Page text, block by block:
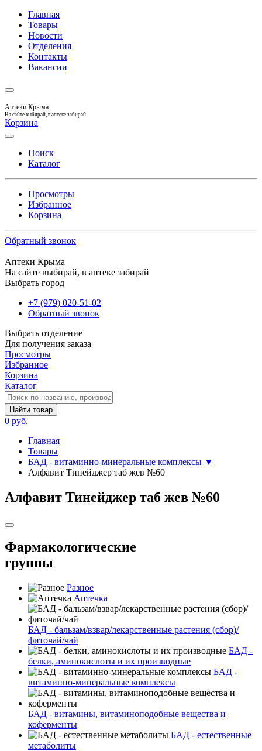
Главная
Товары
Новости
Отделения
Контакты
Вакансии
Аптеки Крыма
На сайте выбирай, в аптеке забирай
Корзина
Поиск
Каталог
Просмотры
Избранное
Корзина
Обратный звонок
Аптеки Крыма
На сайте выбирай, в аптеке забирай
Выбрать город
+7 (979) 020-51-02
Обратный звонок
Выбрать отделение
Для получения заказа
Просмотры
Избранное
Корзина
Каталог
Найти товар
0 руб.
Главная
Товары
БАД - витаминно-минеральные комплексы ▼
Алфавит Тинейджер таб жев №60
Алфавит Тинейджер таб жев №60
Фармакологические
группы
Разное
Аптечка
БАД - бальзам/взвар/лекарственные растения (сбор)/
фиточай/чай
БАД -
белки, аминокислоты и их производные
БАД -
витаминно-минеральные комплексы
БАД - витамины, витаминоподобные вещества и
коферменты
БАД - естественные
метаболиты